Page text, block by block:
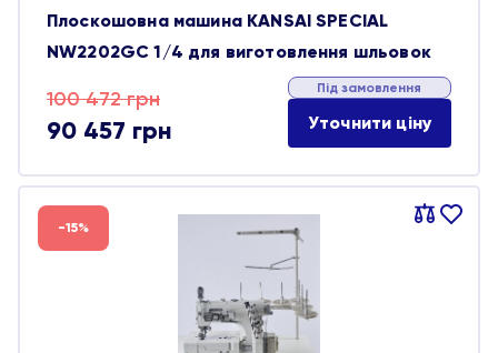
Плоскошовна машина KANSAI SPECIAL
NW2202GC 1/4 для виготовлення шльовок
100 472грн
Оригінальна
ціна:
100 472 грн.
90 457 грн
Поточна
ціна:
90 457 грн.
Під замовлення
Уточнити ціну
Порівняти
В
-15%